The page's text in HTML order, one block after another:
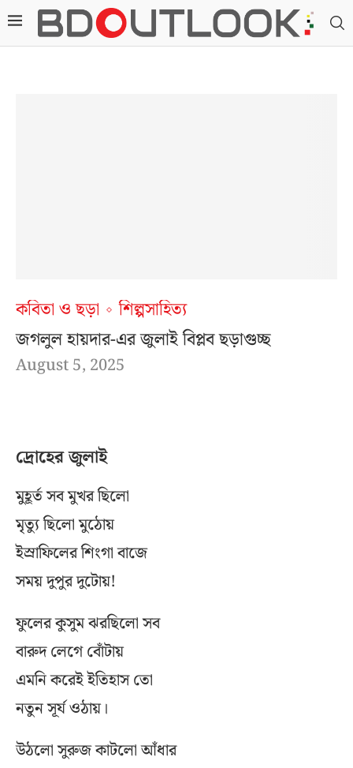
কবিতা ও ছড়া
শিল্পসাহিত্য
জগলুল হায়দার-এর জুলাই বিপ্লব ছড়াগুচ্ছ
August 5, 2025
দ্রোহের জুলাই
মুহূর্ত সব মুখর ছিলো
মৃত্যু ছিলো মুঠোয়
ইস্রাফিলের শিংগা বাজে
সময় দুপুর দুটোয়!
ফুলের কুসুম ঝরছিলো সব
বারুদ লেগে বোঁটায়
এমনি করেই ইতিহাস তো
নতুন সূর্য ওঠায়।
উঠলো সুরুজ কাটলো আঁধার